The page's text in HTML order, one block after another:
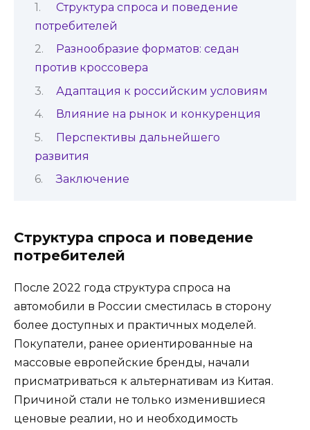
Структура спроса и поведение
потребителей
Разнообразие форматов: седан
против кроссовера
Адаптация к российским условиям
Влияние на рынок и конкуренция
Перспективы дальнейшего
развития
Заключение
Структура спроса и поведение
потребителей
После 2022 года структура спроса на
автомобили в России сместилась в сторону
более доступных и практичных моделей.
Покупатели, ранее ориентированные на
массовые европейские бренды, начали
присматриваться к альтернативам из Китая.
Причиной стали не только изменившиеся
ценовые реалии, но и необходимость